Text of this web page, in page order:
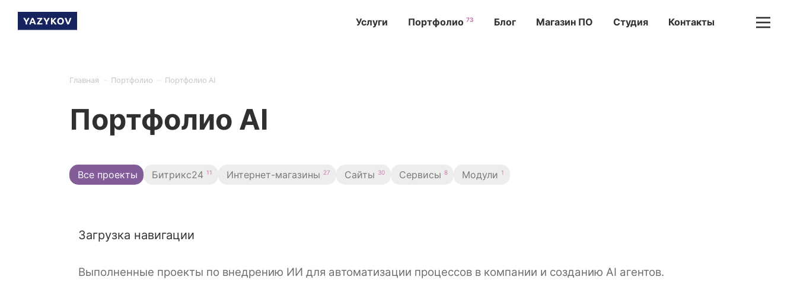
Услуги Портфолио 73 Блог Магазин ПО Студия Контакты
Главная Портфолио Портфолио AI
Портфолио AI
Все проекты Битрикс24 11 Интернет-магазины 27 Сайты 30 Сервисы 8 Модули 1
Загрузка навигации
Выполненные проекты по внедрению ИИ для автоматизации процессов в компании и созданию AI агентов.